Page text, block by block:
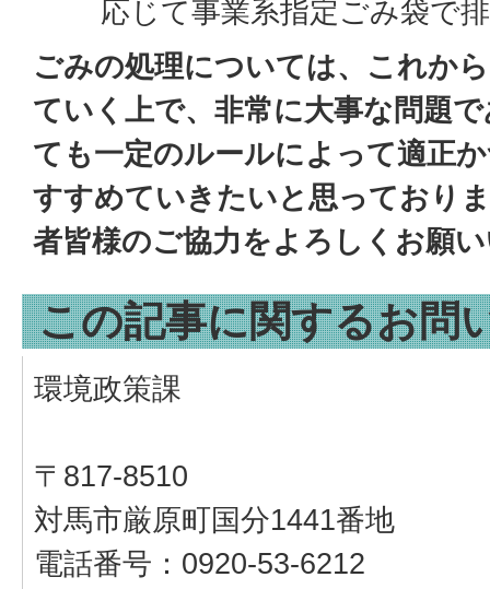
応じて事業系指定ごみ袋で
ごみの処理については、これか
ていく上で、非常に大事な問題
ても一定のルールによって適正
すすめていきたいと思っており
者皆様のご協力をよろしくお願
この記事に関するお問
環境政策課
〒817-8510
対馬市厳原町国分1441番地
電話番号：0920-53-6212